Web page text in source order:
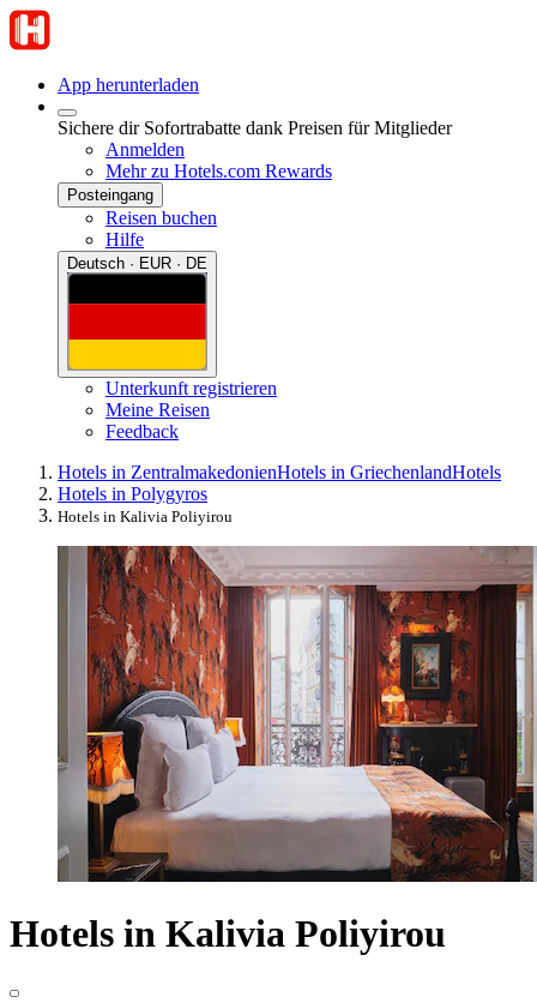
App herunterladen
Sichere dir Sofortrabatte dank Preisen für Mitglieder
Anmelden
Mehr zu Hotels.com Rewards
Posteingang
Reisen buchen
Hilfe
Deutsch · EUR · DE
Unterkunft registrieren
Meine Reisen
Feedback
Hotels in ZentralmakedonienHotels in GriechenlandHotels
Hotels in Polygyros
Hotels in Kalivia Poliyirou
Hotels in Kalivia Poliyirou